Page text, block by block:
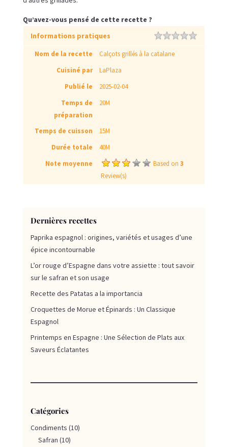
Qu’avez-vous pensé de cette recette ?
Informations pratiques
Rating
Nom de la recette
Calçots grillés à la catalane
Cuisiné par
LaPlaza
Publié le
2025-02-04
Temps de
préparation
20M
Temps de cuisson
15M
Durée totale
40M
Note moyenne
Based on 3
Review(s)
Dernières recettes
Paprika espagnol : origines, variétés et usages d’une
épice incontournable
L’or rouge d’Espagne dans votre assiette : tout savoir
sur le safran et son usage
Recette des Patatas a la importancia
Croquettes de Morue et Épinards : Un Classique
Espagnol
Printemps en Espagne : Une Sélection de Plats aux
Saveurs Éclatantes
Catégories
Condiments (10)
Safran (10)